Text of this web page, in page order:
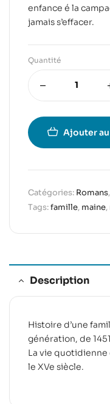
enfance é la
jamais s’effacer.
Quantité
Ajouter
Catégories: Romans,
Tags:famille, maine,
Description
Histoire d’une
génération, de
La vie
le XVe siècle.